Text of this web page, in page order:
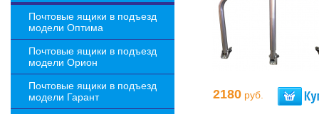
Почтовые ящики в подъезд
модели Оптима
Почтовые ящики в подъезд
модели Орион
Почтовые ящики в подъезд
модели Гарант
2180 руб.